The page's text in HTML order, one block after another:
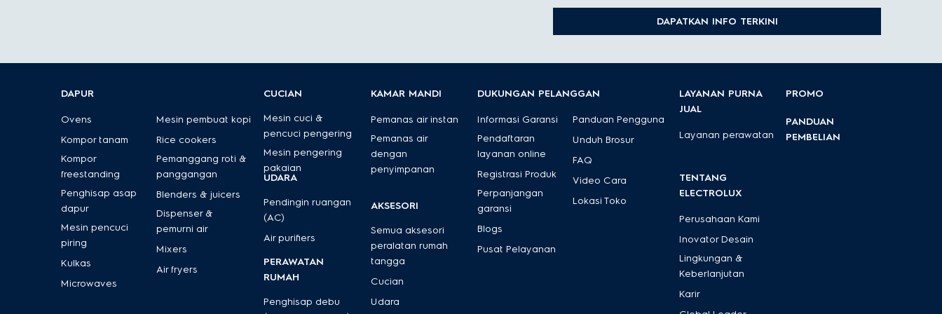
Saat memilih pemanggang roti yang tepat untuk dapur Anda, penting untuk mempertimbangkan ukuran rumah tangga, fitur yang diinginkan, dan kemudahan penggunaan guna
Kapasitas
5+ orang atau lebih:Pemanggang roti 6-slot
Jenis pemanggang roti
Pemanggang roti pop-up: Pilihan klasik untuk kebutuhan memanggang dasar.
Toaster oven: Lebih serbaguna—bisa digunakan untuk memanggang, memanggang dalam oven, dan membakar.
Pemanggang khusus:Ideal untuk bagel atau roti artisan dengan pengaturan yang disesuaikan untuk jenis roti tertentu.
DAPATKAN INFO TERKINI
DAPUR
Ovens
Kompor tanam
Kompor
freestanding
Penghisap asap
dapur
Mesin pencuci
piring
Kulkas
Microwaves
Mesin pembuat kopi
Rice cookers
Pemanggang roti &
panggangan
Blenders & juicers
Dispenser &
pemurni air
Mixers
Air fryers
CUCIAN
Mesin cuci &
pencuci pengering
Mesin pengering
pakaian
UDARA
Pendingin ruangan
(AC)
Air purifiers
PERAWATAN
RUMAH
Penghisap debu
KAMAR MANDI
Pemanas air instan
Pemanas air
dengan
penyimpanan
AKSESORI
Semua aksesori
peralatan rumah
tangga
Cucian
Udara
DUKUNGAN PELANGGAN
Informasi Garansi
Pendaftaran
layanan online
Registrasi Produk
Perpanjangan
garansi
Blogs
Pusat Pelayanan
Panduan Pengguna
Unduh Brosur
FAQ
Video Cara
Lokasi Toko
LAYANAN PURNA
JUAL
Layanan perawatan
TENTANG
ELECTROLUX
Perusahaan Kami
Inovator Desain
Lingkungan &
Keberlanjutan
Karir
PROMO
PANDUAN
PEMBELIAN